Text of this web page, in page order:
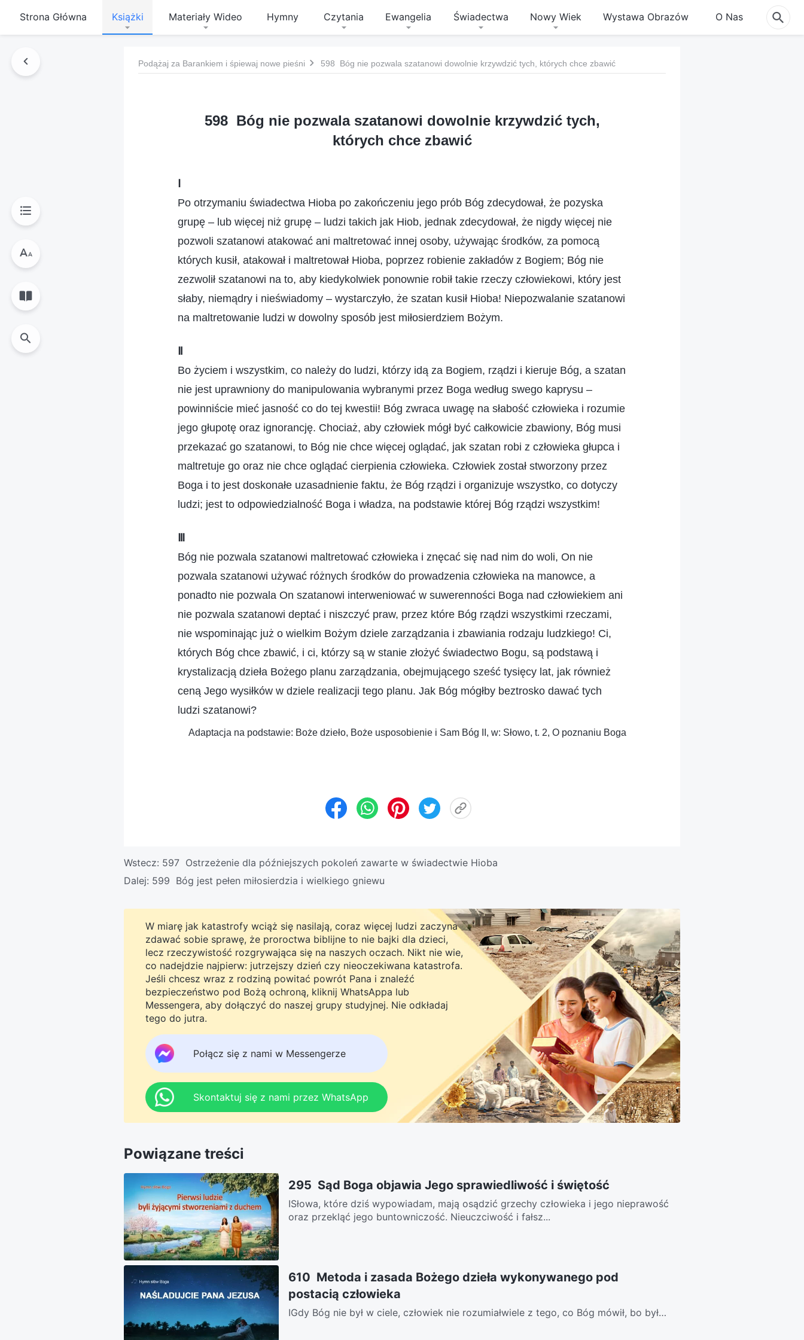
Strona Główna Książki Materiały Wideo Hymny Czytania Ewangelia Świadectwa Nowy Wiek Wystawa Obrazów O Nas
Podążaj za Barankiem i śpiewaj nowe pieśni 598 Bóg nie pozwala szatanowi dowolnie krzywdzić tych, których chce zbawić
598 Bóg nie pozwala szatanowi dowolnie krzywdzić tych,
których chce zbawić
Po otrzymaniu świadectwa Hioba po zakończeniu jego prób Bóg zdecydował, że pozyska
grupę – lub więcej niż grupę – ludzi takich jak Hiob, jednak zdecydował, że nigdy więcej nie
pozwoli szatanowi atakować ani maltretować innej osoby, używając środków, za pomocą
których kusił, atakował i maltretował Hioba, poprzez robienie zakładów z Bogiem; Bóg nie
zezwolił szatanowi na to, aby kiedykolwiek ponownie robił takie rzeczy człowiekowi, który jest
słaby, niemądry i nieświadomy – wystarczyło, że szatan kusił Hioba! Niepozwalanie szatanowi
na maltretowanie ludzi w dowolny sposób jest miłosierdziem Bożym.
Bo życiem i wszystkim, co należy do ludzi, którzy idą za Bogiem, rządzi i kieruje Bóg, a szatan
nie jest uprawniony do manipulowania wybranymi przez Boga według swego kaprysu –
powinniście mieć jasność co do tej kwestii! Bóg zwraca uwagę na słabość człowieka i rozumie
jego głupotę oraz ignorancję. Chociaż, aby człowiek mógł być całkowicie zbawiony, Bóg musi
przekazać go szatanowi, to Bóg nie chce więcej oglądać, jak szatan robi z człowieka głupca i
maltretuje go oraz nie chce oglądać cierpienia człowieka. Człowiek został stworzony przez
Boga i to jest doskonałe uzasadnienie faktu, że Bóg rządzi i organizuje wszystko, co dotyczy
ludzi; jest to odpowiedzialność Boga i władza, na podstawie której Bóg rządzi wszystkim!
Bóg nie pozwala szatanowi maltretować człowieka i znęcać się nad nim do woli, On nie
pozwala szatanowi używać różnych środków do prowadzenia człowieka na manowce, a
ponadto nie pozwala On szatanowi interweniować w suwerenności Boga nad człowiekiem ani
nie pozwala szatanowi deptać i niszczyć praw, przez które Bóg rządzi wszystkimi rzeczami,
nie wspominając już o wielkim Bożym dziele zarządzania i zbawiania rodzaju ludzkiego! Ci,
których Bóg chce zbawić, i ci, którzy są w stanie złożyć świadectwo Bogu, są podstawą i
krystalizacją dzieła Bożego planu zarządzania, obejmującego sześć tysięcy lat, jak również
ceną Jego wysiłków w dziele realizacji tego planu. Jak Bóg mógłby beztrosko dawać tych
ludzi szatanowi?
Adaptacja na podstawie: Boże dzieło, Boże usposobienie i Sam Bóg II, w: Słowo, t. 2, O poznaniu Boga
Wstecz: 597 Ostrzeżenie dla późniejszych pokoleń zawarte w świadectwie Hioba
Dalej: 599 Bóg jest pełen miłosierdzia i wielkiego gniewu
W miarę jak katastrofy wciąż się nasilają, coraz więcej ludzi zaczyna
zdawać sobie sprawę, że proroctwa biblijne to nie bajki dla dzieci,
lecz rzeczywistość rozgrywająca się na naszych oczach. Nikt nie wie,
co nadejdzie najpierw: jutrzejszy dzień czy nieoczekiwana katastrofa.
Jeśli chcesz wraz z rodziną powitać powrót Pana i znaleźć
bezpieczeństwo pod Bożą ochroną, kliknij WhatsAppa lub
Messengera, aby dołączyć do naszej grupy studyjnej. Nie odkładaj
tego do jutra.
Połącz się z nami w Messengerze
Skontaktuj się z nami przez WhatsApp
Powiązane treści
295 Sąd Boga objawia Jego sprawiedliwość i świętość
ISłowa, które dziś wypowiadam, mają osądzić grzechy człowieka i jego nieprawość
oraz przekląć jego buntowniczość. Nieuczciwość i fałsz...
610 Metoda i zasada Bożego dzieła wykonywanego pod
postacią człowieka
ⅠGdy Bóg nie był w ciele, człowiek nie rozumiałwiele z tego, co Bóg mówił, bo było